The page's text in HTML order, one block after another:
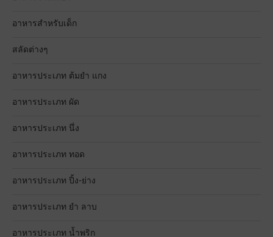
อาหารสำหรับเด็ก
สลัดต่างๆ
อาหารประเภท ต้มยำ แกง
อาหารประเภท ผัด
อาหารประเภท นึ่ง
อาหารประเภท ทอด
อาหารประเภท ปิ้ง-ย่าง
อาหารประเภท ยำ ลาบ
อาหารประเภท น้ำพริก